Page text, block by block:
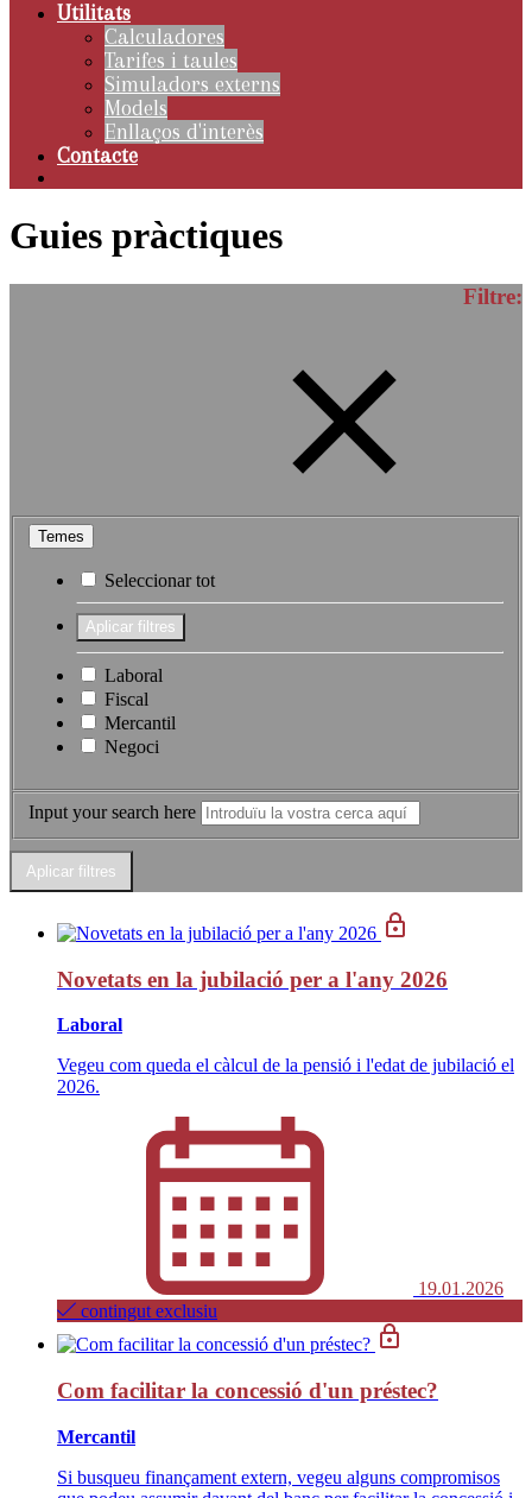
Utilitats
Calculadores
Tarifes i taules
Simuladors externs
Models
Enllaços d'interès
Contacte
Guies pràctiques
Filtre:
Temes
Seleccionar tot
Laboral
Fiscal
Mercantil
Negoci
Input your search here
Novetats en la jubilació per a l'any 2026
Laboral
Vegeu com queda el càlcul de la pensió i l'edat de jubilació el
2026.
19.01.2026
contingut exclusiu
Com facilitar la concessió d'un préstec?
Mercantil
Si busqueu finançament extern, vegeu alguns compromisos